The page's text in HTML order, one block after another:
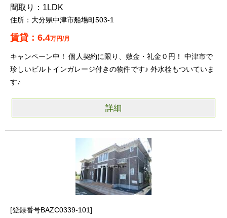
1LDK
大分県中津市船場町503-1
6.4万円/月
キャンペーン中！ 個人契約に限り、敷金・礼金０円！ 中津市で
珍しいビルトインガレージ付きの物件です♪ 外水栓もついていま
す♪
詳細
登録番号BAZC0339-101